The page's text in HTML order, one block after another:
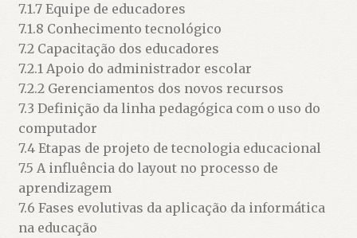
7.1.7 Equipe de educadores
7.1.8 Conhecimento tecnológico
7.2 Capacitação dos educadores
7.2.1 Apoio do administrador escolar
7.2.2 Gerenciamentos dos novos recursos
7.3 Definição da linha pedagógica com o uso do
computador
7.4 Etapas de projeto de tecnologia educacional
7.5 A influência do layout no processo de
aprendizagem
7.6 Fases evolutivas da aplicação da informática
na educação